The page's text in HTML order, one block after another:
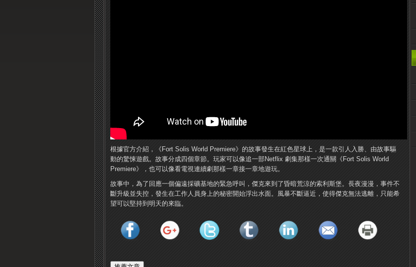
根據官方介紹，《Fort Solis World Premiere》的故事發生在紅色星球上，是一款引人入勝、由故事驅
動的驚悚遊戲。故事分成四個章節。玩家可以像追一部Netflix 劇集那樣一次通關《Fort Solis World
Premiere》，也可以像看電視連續劇那樣一章接一章地遊玩。
故事中，為了回應一個偏遠採礦基地的緊急呼叫，傑克來到了昏暗荒涼的索利斯堡。長夜漫漫，事件不
斷升級並失控，發生在工作人員身上的秘密開始浮出水面。風暴不斷逼近，使得傑克無法逃離，只能希
望可以堅持到明天的來臨。